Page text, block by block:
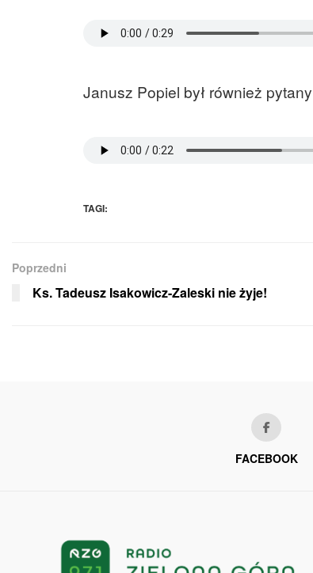
Janusz Popiel był również
TAGI:
Poprzedni
Ks. Tadeusz Isakowicz-Zaleski nie żyje!
FACEBOOK